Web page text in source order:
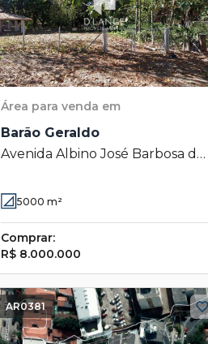
Área para venda em
Barão Geraldo
Avenida Albino José Barbosa de
Campinas - SP
5000 m²
Comprar:
R$ 8.000.000
AR0381